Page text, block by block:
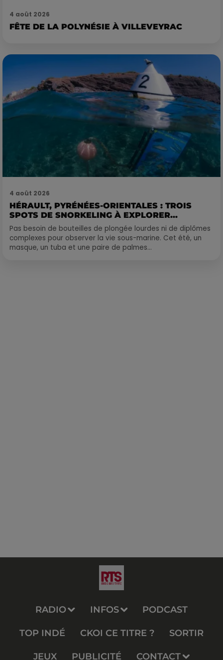
4 août 2026
FÊTE DE LA POLYNÉSIE À VILLEVEYRAC
4 août 2026
HÉRAULT, PYRÉNÉES-ORIENTALES : TROIS
SPOTS DE SNORKELING À EXPLORER...
Pas besoin de bouteilles de plongée lourdes ni de diplômes
complexes pour observer la vie sous-marine. Cet été, un
masque, un tuba et une paire de palmes...
RADIO INFOS PODCAST
TOP INDÉ CKOI CE TITRE ? SORTIR
JEUX PUBLICITÉ CONTACT